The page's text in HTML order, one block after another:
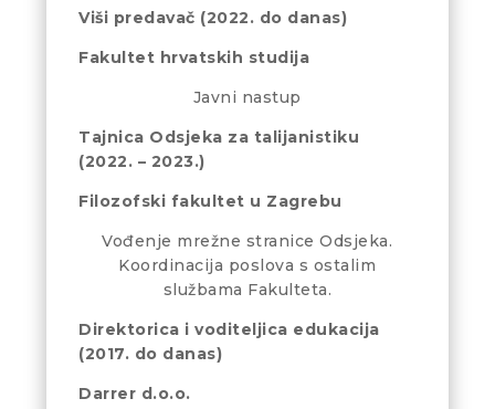
Viši predavač (2022. do danas)
Fakultet hrvatskih studija
Javni nastup
Tajnica Odsjeka za talijanistiku
(2022. – 2023.)
Filozofski fakultet u Zagrebu
Vođenje mrežne stranice Odsjeka.
Koordinacija poslova s ostalim
službama Fakulteta.
Direktorica i voditeljica edukacija
(2017. do danas)
Darrer d.o.o.